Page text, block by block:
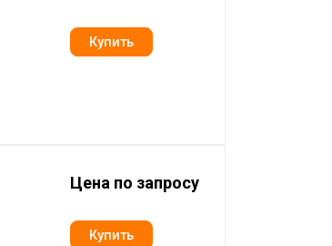
Цена по запросу